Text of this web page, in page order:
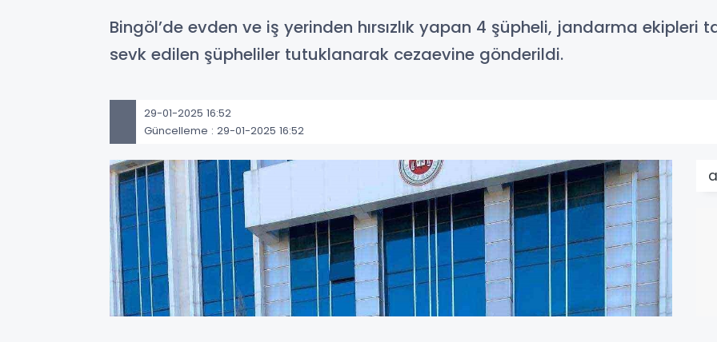
Bingöl’de evden ve iş yerinden hırsızlık yapan 4 şüpheli, jandarma ekipleri
sevk edilen şüpheliler tutuklanarak cezaevine gönderildi.
29-01-2025 16:52
Güncelleme : 29-01-2025 16:52